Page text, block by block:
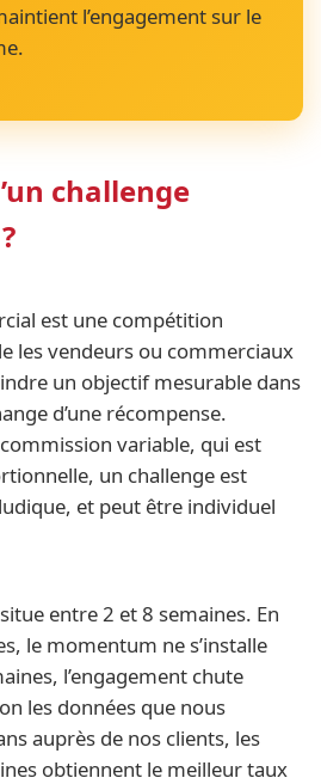
l’engagement sur le
challenge
est une compétition
les vendeurs ou commerciaux
un objectif mesurable dans
d’une récompense.
variable, qui est
un challenge est
et peut être individuel
entre 2 et 8 semaines. En
le momentum ne s’installe
l’engagement chute
les données que nous
auprès de nos clients, les
obtiennent le meilleur taux